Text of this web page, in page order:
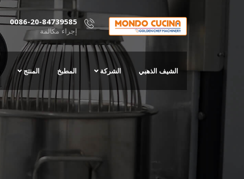
0086-20-84739585
إجراء مكالمة
الشيف الذهبي الشركة المطبخ المنتج